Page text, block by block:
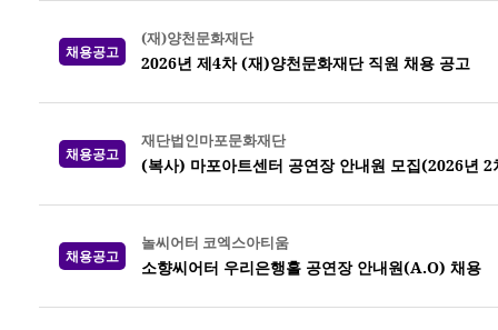
채용공고
(재)양천문화재단
2026년 제4차 (재)양천문화재단 직원 채용 공고
채용공고
재단법인마포문화재단
(복사) 마포아트센터 공연장 안내원 모집(2026년 2
채용공고
놀씨어터 코엑스아티움
소향씨어터 우리은행홀 공연장 안내원(A.O) 채용